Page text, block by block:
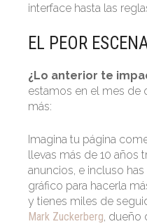
interface hasta las
EL PEOR
¿Lo anterior te
estamos en el mes de
más:
Imagina tu página
llevas más de 10 años
anuncios, e incluso
gráfico para hacerla
y tienes miles de
Mark Zuckerberg , dueño